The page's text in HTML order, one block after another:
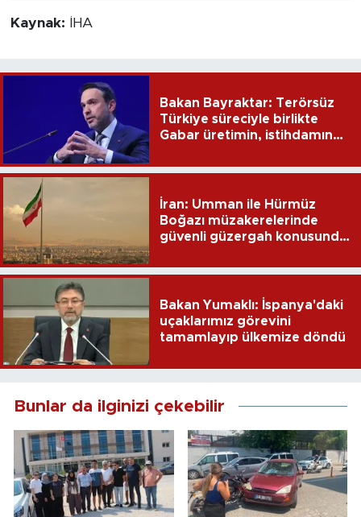
Kaynak: İHA
Bakan Bayraktar: Terörsüz
Türkiye süreciyle birlikte
Gabar üretimin, istihdamın
İran: Umman ile Hürmüz
Boğazı müzakerelerinde
güvenli güzergah konusunda
Bakan Yumaklı: İspanya'daki
uçaklarımız görevini
tamamlayıp ülkemize döndü
Bunlar da ilginizi çekebilir